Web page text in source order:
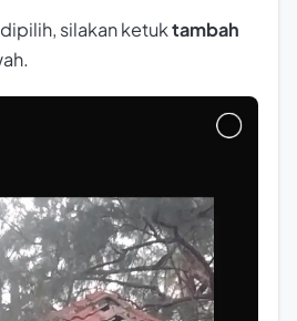
silakan ketuktambah